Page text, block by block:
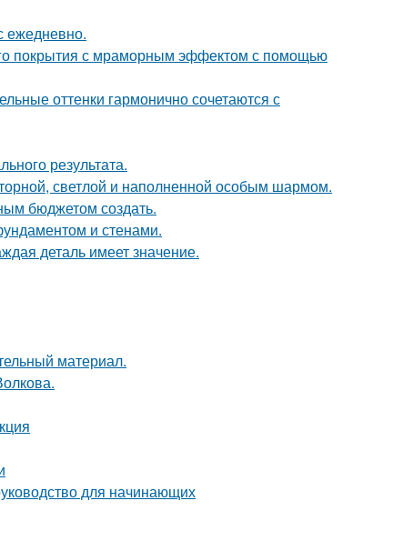
ежедневно.
покрытия с мраморным эффектом с помощью
оттенки гармонично сочетаются с
результата.
светлой и наполненной особым шармом.
бюджетом создать.
и стенами.
деталь имеет значение.
материал.
для начинающих